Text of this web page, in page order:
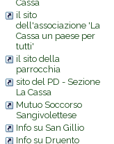
Cassa
il sito
dell'associazione 'La
Cassa un paese per
tutti'
il sito della
parrocchia
sito del PD - Sezione
La Cassa
Mutuo Soccorso
Sangivolettese
Info su San Gillio
Info su Druento